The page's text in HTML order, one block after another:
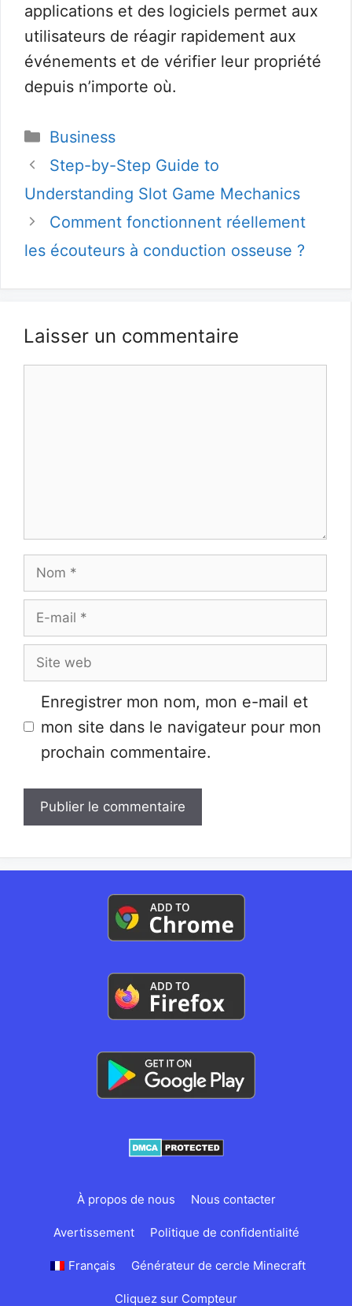
applications et des logiciels permet aux
utilisateurs de réagir rapidement aux
événements et de vérifier leur propriété
depuis n’importe où.
Catégories
Business
Step-by-Step Guide to
Understanding Slot Game Mechanics
Comment fonctionnent réellement
les écouteurs à conduction osseuse ?
Laisser un commentaire
Nom
E-
mail
Site
web
Enregistrer mon nom, mon e-mail et
mon site dans le navigateur pour mon
prochain commentaire.
À propos de nous Nous contacter
Avertissement Politique de confidentialité
Français Générateur de cercle Minecraft
Cliquez sur Compteur